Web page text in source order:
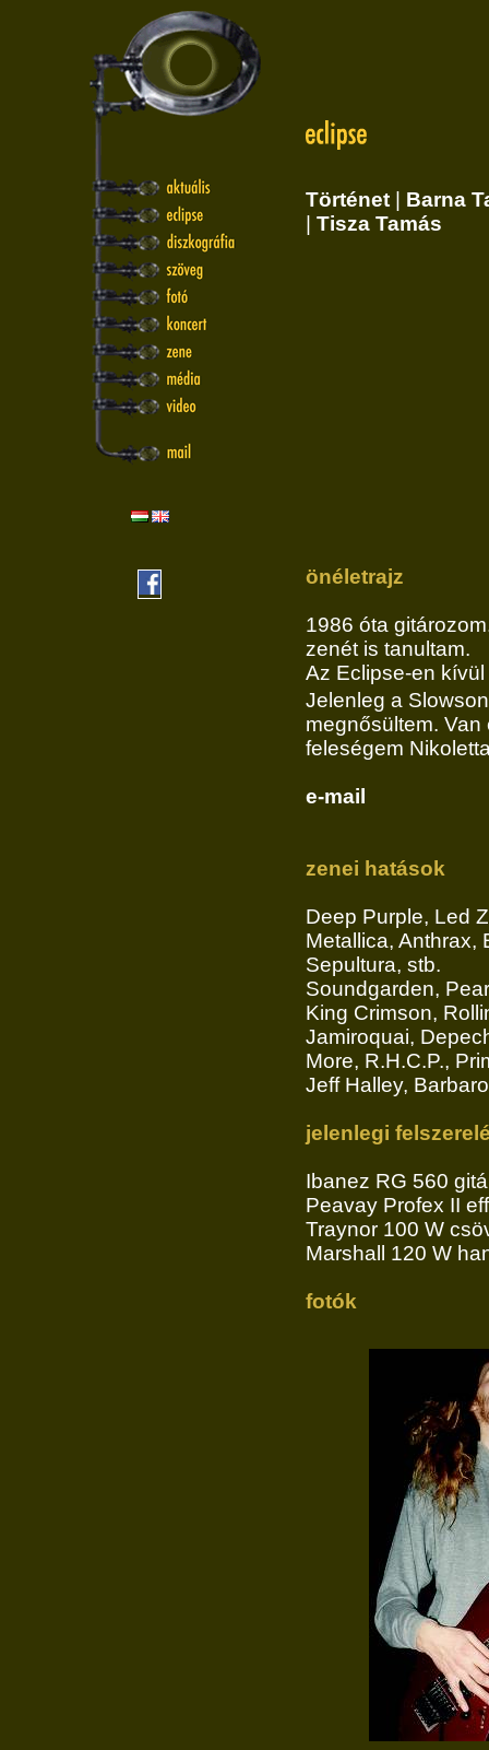
Történet
Barna
Tisza Tamás
önéletrajz
1986 óta
zenét is tanultam.
Az Eclipse-en
Jelenleg a
megnősültem.
feleségem
e-mail
zenei hatások
Deep Purple, Led
Metallica, Anthrax,
Sepultura, stb.
Soundgarden,
King Crimson,
Jamiroquai,
More, R.H.C.P.,
Jeff Halley,
jelenlegi
Ibanez RG 560
Peavay Profex II
Traynor 100 W
Marshall 120 W
fotók